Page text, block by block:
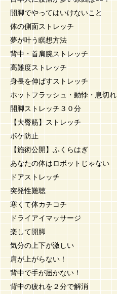
開脚でやってはいけないこと
体の側面ストレッチ
夢が叶う瞑想方法
背中・首肩腕ストレッチ
高難度ストレッチ
身長を伸ばすストレッチ
ホットフラッシュ・動悸・息切れ
開脚ストレッチ３０分
【大臀筋】ストレッチ
ボケ防止
【施術公開】ふくらはぎ
あなたの体はロボットじゃない
ドアストレッチ
突発性難聴
寒くて体カチコチ
ドライアイマッサージ
楽して開脚
気分の上下が激しい
肩が上がらない！
背中で手が届かない！
背中の疲れを２分で解消